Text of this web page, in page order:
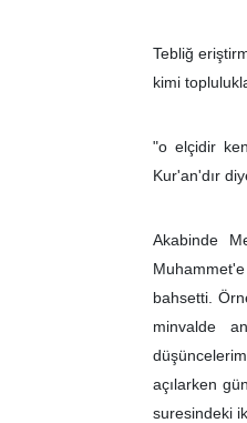
Tebliğ
kimi
"o elçidir
Kur'an'dır
Akabinde
bahsetti.
minvalde
açılarken
suresindeki